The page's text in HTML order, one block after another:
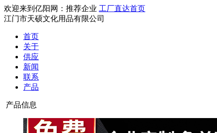
欢迎来到亿阳网：推荐企业 工厂直达首页
江门市天硕文化用品有限公司
首页
关于
供应
新闻
联系
产品
产品信息